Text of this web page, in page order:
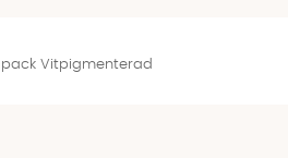
2-pack Vitpigmenterad Finns
2-pack Vitpigmenterad
pack Vitpigmenterad